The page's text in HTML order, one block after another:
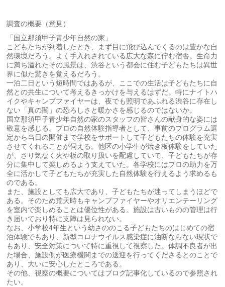
調査の概要（意見）
「国立那須甲子青少年自然の家」
こどもたちが到着したとき、まず目に飛び込んでくるのは豊かな自
然環境だろう。よく手入れされている広大な森に佇む宿舎。生命力
に満ち溢れたその風景は、渋谷という都会に住む子どもたちは異世
界に似た驚きを覚えるだろう。
一泊二日という短時間ではあるが、ここでの生活は子どもたちに自
然との共生について考えるきっかけを与えるはずだ。特にナイトハ
イクやキャンプファイヤーは、夜でも照明であふれる渋谷に存在し
ない「真の闇」の恐ろしさと暖かさを感じるのではないか。
国立那須甲子青少年自然の家のスタッフの皆さんの献身的な姿には
敬意を感じる。プロの自然体験指導者として、事前のプログラム選
定から当日の開催まで学校をサポートして子どもたちの体験を充実
させてくれることが伺える。他区の小学生が焼き板体験をしていた
が、さり気なく火や板の取り扱いを配慮していて、子どもたちが存
分に集中して楽しめるよう支えていた。各学校にはプロの助力を万
全に活かして子どもたちが充実した自然体験を行えるよう求めるも
のである。
また、施設としても広大であり、子どもたちが迷ってしまうほどで
ある。そのため荒天時もキャンプファイヤーやオリエンテーリング
を室内で楽しめることは優位性がある。施設は古いものの管理は行
き届いており特に支障は見られない。
なお、小学校4年生という幼さののこる子どもたちのはじめての宿
泊体験でもあり、新型コロナウイルス感染症に油断ならない現状で
もあり、安全対策について特に重視して視察した。体調不良者が出
た場合、施設側が医療機関までの送迎を行ってくださるとのことで
あり、大いに安心したところである。
その他、視察の概要についてはブログ記事化しているので参照され
たい。